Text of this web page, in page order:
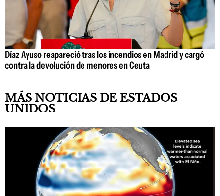
Díaz Ayuso reapareció tras los incendios en Madrid y cargó
contra la devolución de menores en Ceuta
MÁS NOTICIAS DE ESTADOS
UNIDOS